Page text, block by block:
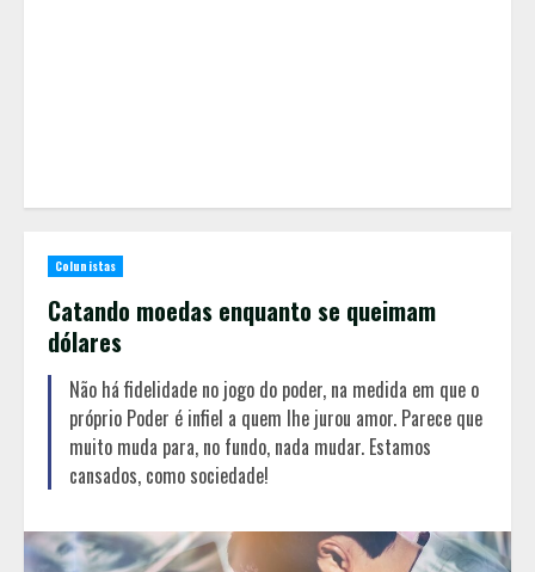
Colunistas
Catando moedas enquanto se queimam
dólares
Não há fidelidade no jogo do poder, na medida em que o
próprio Poder é infiel a quem lhe jurou amor. Parece que
muito muda para, no fundo, nada mudar. Estamos
cansados, como sociedade!